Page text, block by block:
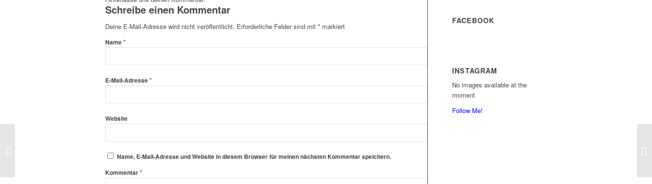
Schreibe einen Kommentar
Deine E-Mail-Adresse wird nicht veröffentlicht. Erforderliche Felder sind mit * markiert
Name*
E-Mail-Adresse*
Website
Name, E-Mail-Adresse und Website in diesem Browser für meinen nächsten Kommentar speichern.
Kommentar*
FACEBOOK
INSTAGRAM
No images available at the
moment
Follow Me!
Kein Training während der Ostertage